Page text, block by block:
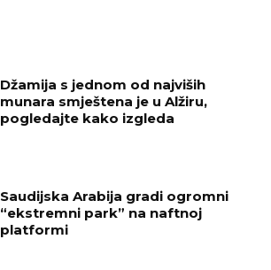
Džamija s jednom od najviših
munara smještena je u Alžiru,
pogledajte kako izgleda
Saudijska Arabija gradi ogromni
“ekstremni park” na naftnoj
platformi